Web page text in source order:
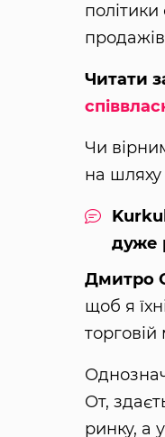
Читати
Чи
на шляху
дуже
Дмитро
щоб я
От,
ринку, а